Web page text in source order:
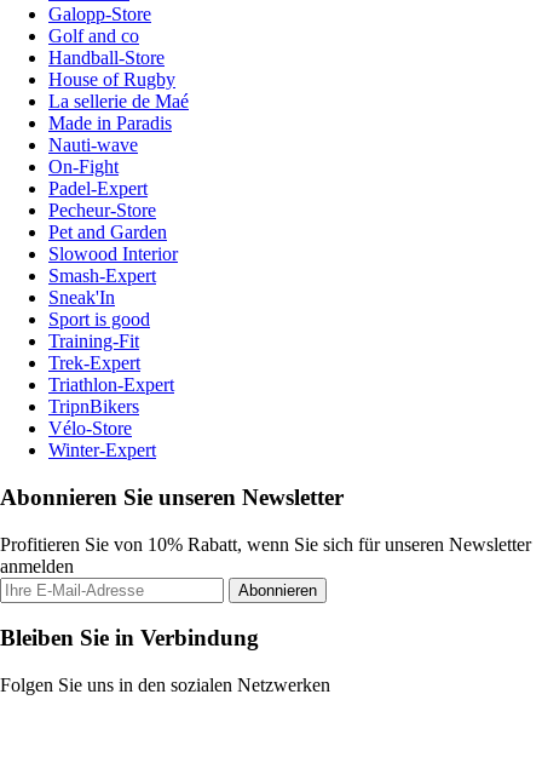
Galopp-Store
Golf and co
Handball-Store
House of Rugby
La sellerie de Maé
Made in Paradis
Nauti-wave
On-Fight
Padel-Expert
Pecheur-Store
Pet and Garden
Slowood Interior
Smash-Expert
Sneak'In
Sport is good
Training-Fit
Trek-Expert
Triathlon-Expert
TripnBikers
Vélo-Store
Winter-Expert
Abonnieren Sie unseren Newsletter
Profitieren Sie von 10% Rabatt, wenn Sie sich für unseren Newsletter
anmelden
Abonnieren
Bleiben Sie in Verbindung
Folgen Sie uns in den sozialen Netzwerken